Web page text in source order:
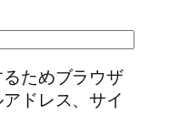
ためブラウザ
ドレス、サイ